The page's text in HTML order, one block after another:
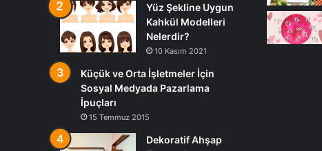
Yüz Şekline Uygun
Kahkül Modelleri
Nelerdir?
10 Kasım 2021
Küçük ve Orta İşletmeler İçin
Sosyal Medyada Pazarlama
İpuçları
15 Temmuz 2015
Dekoratif Ahşap